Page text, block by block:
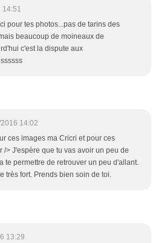
14:51
pour tes photos...pas de tarins des
beaucoup de moineaux de
c'est la dispute aux
14:02
ces images ma Cricri et pour ces
/> J'espère que tu vas avoir un peu de
te permettre de retrouver un peu d'allant.
très fort. Prends bien soin de toi.
13:29